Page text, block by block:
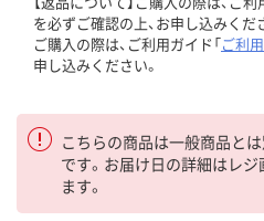
を必ずご確認の上、お申し込みくだ
ご購入の際は、ご利用ガイド「ご利
申し込みください。
こちらの商品は一般商品と
です。お届け日の詳細はレ
ます。